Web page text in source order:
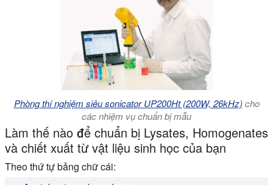
Phòng thí nghiệm siêu sonicator UP200Ht (200W, 26kHz) cho
các nhiệm vụ chuẩn bị mẫu
Làm thế nào để chuẩn bị Lysates, Homogenates
và chiết xuất từ vật liệu sinh học của bạn
Theo thứ tự bảng chữ cái: